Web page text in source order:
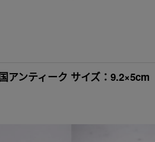
アンティーク サイズ：9.2×5cm